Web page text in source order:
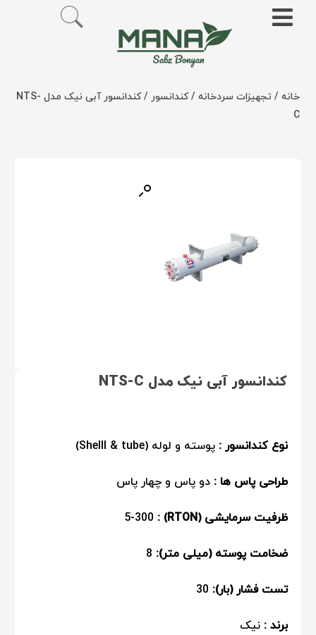
خانه / تجهیزات سردخانه /کندانسور
/ کندانسور آبی نیک مدل NTS-
C
کندانسور آبی نیک مدل NTS-C
نوع کندانسور : پوسته و لوله (Shelll & tube)
طراحی پاس ها : دو پاس و چهار پاس
ظرفیت سرمایشی (RTON) :
ضخامت پوسته (میلی متر): 8
تست فشار (بار):
برند : نیک